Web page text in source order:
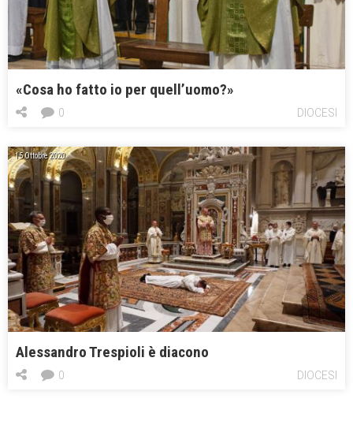
«Cosa ho fatto io per quell’uomo?»
DIOCESI
0
15 Ottobre 2020
Alessandro Trespioli è diacono
DIOCESI
0